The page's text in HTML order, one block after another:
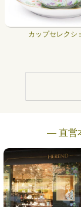
カップセレクシ
― 直営